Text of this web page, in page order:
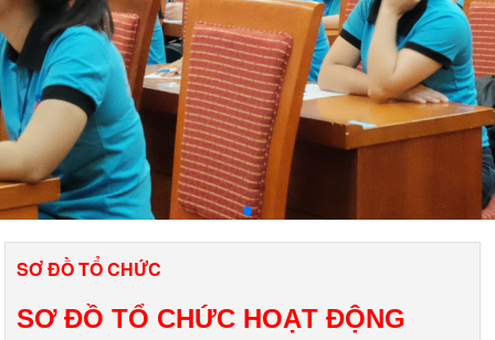
SƠ ĐỒ TỔ CHỨC
SƠ ĐỒ TỔ CHỨC HOẠT ĐỘNG